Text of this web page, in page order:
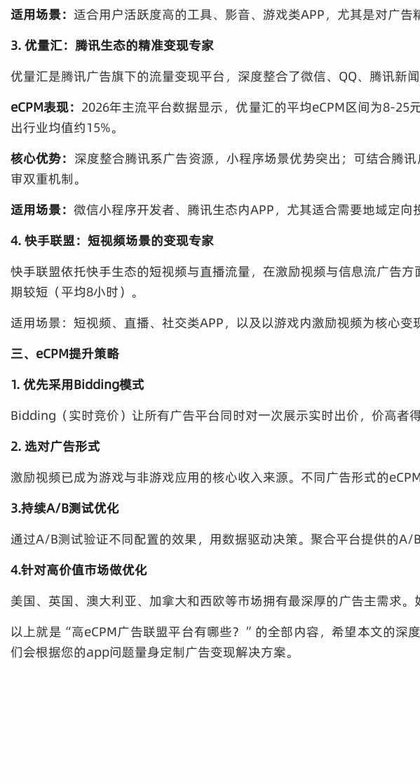
适用场景： 适合用户活跃度高的工具、影音、游戏类APP，尤其是对广告
3. 优量汇：腾讯生态的精准变现专家
优量汇是腾讯广告旗下的流量变现平台，深度整合了微信、QQ、腾讯新闻
eCPM表现： 2026年主流平台数据显示，优量汇的平均eCPM区间为8-
出行业均值约15%。
核心优势： 深度整合腾讯系广告资源，小程序场景优势突出；可结合腾
审双重机制。
适用场景： 微信小程序开发者、腾讯生态内APP，尤其适合需要地域定向
4. 快手联盟：短视频场景的变现专家
快手联盟依托快手生态的短视频与直播流量，在激励视频与信息流广告
期较短（平均8小时）。
适用场景：短视频、直播、社交类APP，以及以游戏内激励视频为核心变
三、eCPM提升策略
1. 优先采用Bidding模式
Bidding（实时竞价）让所有广告平台同时对一次展示实时出价，价高者
2. 选对广告形式
激励视频已成为游戏与非游戏应用的核心收入来源。不同广告形式的
3.持续A/B测试优化
通过A/B测试验证不同配置的效果，用数据驱动决策。聚合平台提供的A/
4.针对高价值市场做优化
美国、英国、澳大利亚、加拿大和西欧等市场拥有最深厚的广告主需求
以上就是“高eCPM广告联盟平台有哪些？”的全部内容，希望本文的深
们会根据您的app问题量身定制广告变现解决方案。